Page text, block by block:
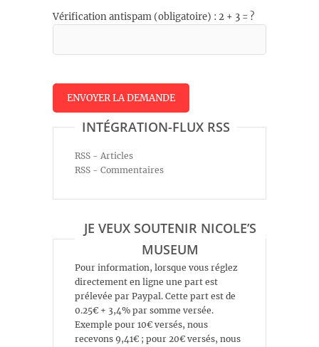
Vérification antispam (obligatoire) : 2 + 3 = ?
INTÉGRATION-FLUX RSS
RSS - Articles
RSS - Commentaires
JE VEUX SOUTENIR NICOLE’S
MUSEUM
Pour information, lorsque vous réglez
directement en ligne une part est
prélevée par Paypal. Cette part est de
0.25€ + 3,4% par somme versée.
Exemple pour 10€ versés, nous
recevons 9,41€ ; pour 20€ versés, nous